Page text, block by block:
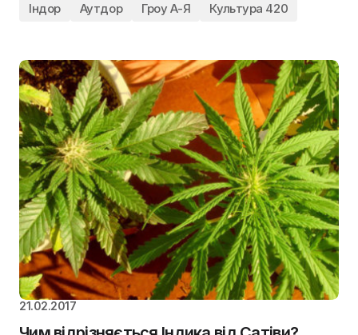
Індор Аутдор Гроу А-Я Культура 420
21.02.2017